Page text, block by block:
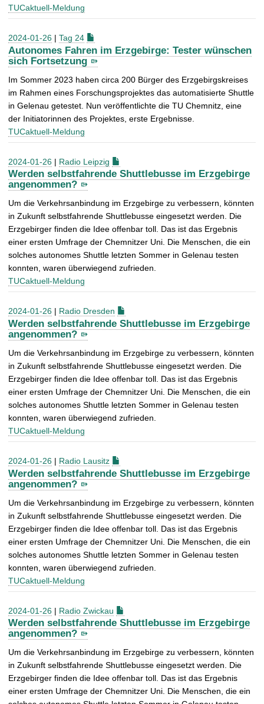
TUCaktuell-Meldung
2024-01-26 | Tag 24
Autonomes Fahren im Erzgebirge: Tester wünschen
sich Fortsetzung
Im Sommer 2023 haben circa 200 Bürger des Erzgebirgskreises
im Rahmen eines Forschungsprojektes das automatisierte Shuttle
in Gelenau getestet. Nun veröffentlichte die TU Chemnitz, eine
der Initiatorinnen des Projektes, erste Ergebnisse.
TUCaktuell-Meldung
2024-01-26 | Radio Leipzig
Werden selbstfahrende Shuttlebusse im Erzgebirge
angenommen?
Um die Verkehrsanbindung im Erzgebirge zu verbessern, könnten
in Zukunft selbstfahrende Shuttlebusse eingesetzt werden. Die
Erzgebirger finden die Idee offenbar toll. Das ist das Ergebnis
einer ersten Umfrage der Chemnitzer Uni. Die Menschen, die ein
solches autonomes Shuttle letzten Sommer in Gelenau testen
konnten, waren überwiegend zufrieden.
TUCaktuell-Meldung
2024-01-26 | Radio Dresden
Werden selbstfahrende Shuttlebusse im Erzgebirge
angenommen?
Um die Verkehrsanbindung im Erzgebirge zu verbessern, könnten
in Zukunft selbstfahrende Shuttlebusse eingesetzt werden. Die
Erzgebirger finden die Idee offenbar toll. Das ist das Ergebnis
einer ersten Umfrage der Chemnitzer Uni. Die Menschen, die ein
solches autonomes Shuttle letzten Sommer in Gelenau testen
konnten, waren überwiegend zufrieden.
TUCaktuell-Meldung
2024-01-26 | Radio Lausitz
Werden selbstfahrende Shuttlebusse im Erzgebirge
angenommen?
Um die Verkehrsanbindung im Erzgebirge zu verbessern, könnten
in Zukunft selbstfahrende Shuttlebusse eingesetzt werden. Die
Erzgebirger finden die Idee offenbar toll. Das ist das Ergebnis
einer ersten Umfrage der Chemnitzer Uni. Die Menschen, die ein
solches autonomes Shuttle letzten Sommer in Gelenau testen
konnten, waren überwiegend zufrieden.
TUCaktuell-Meldung
2024-01-26 | Radio Zwickau
Werden selbstfahrende Shuttlebusse im Erzgebirge
angenommen?
Um die Verkehrsanbindung im Erzgebirge zu verbessern, könnten
in Zukunft selbstfahrende Shuttlebusse eingesetzt werden. Die
Erzgebirger finden die Idee offenbar toll. Das ist das Ergebnis
einer ersten Umfrage der Chemnitzer Uni. Die Menschen, die ein